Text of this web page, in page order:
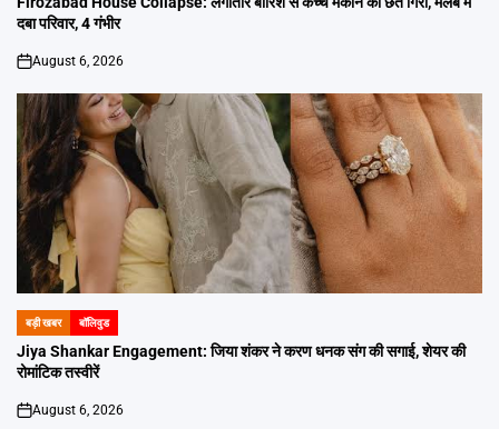
दबा परिवार, 4 गंभीर
on
August 6, 2026
POSTED
IN
बड़ी खबर बॉलिवुड
Jiya Shankar Engagement: जिया शंकर ने करण धनक संग की सगाई, शेयर की
रोमांटिक तस्वीरें
on
August 6, 2026